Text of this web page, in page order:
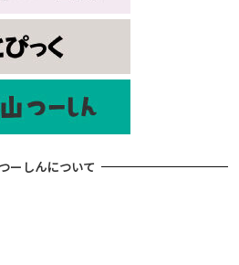
ーしんについて